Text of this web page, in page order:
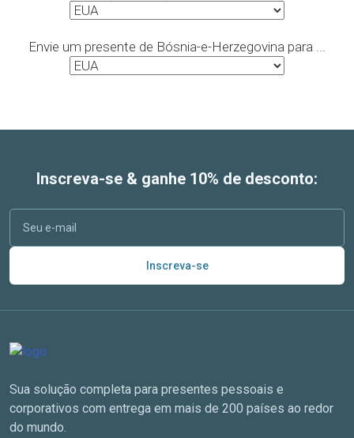
Envie um presente de Bósnia-e-Herzegovina para ...
Inscreva-se & ganhe 10% de desconto:
Inscreva-se
Sua solução completa para presentes pessoais e
corporativos com entrega em mais de 200 países ao redor
do mundo.